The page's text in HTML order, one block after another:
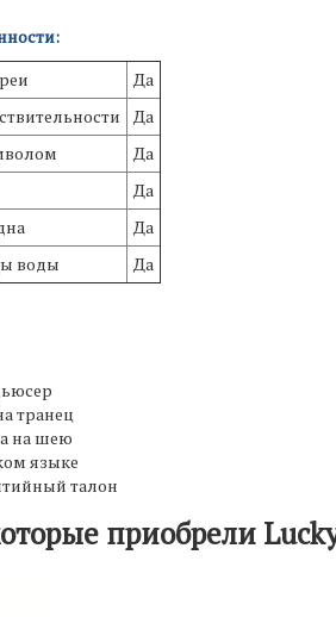
Да
Да
Да
Да
Да
воды
Да
транец
на шею
языке
талон
приобрели